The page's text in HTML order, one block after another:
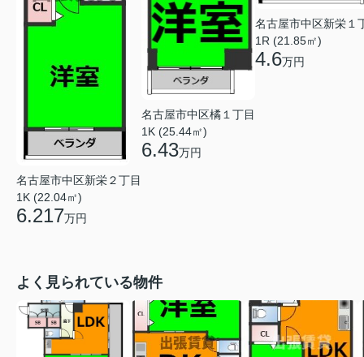
名古屋市中区新栄２丁目
1K (22.04㎡)
6.217万円
名古屋市中区橘１丁目
1K (25.44㎡)
6.43万円
名古屋市中区新栄１
1R (21.85㎡)
4.6万円
よく見られている物件